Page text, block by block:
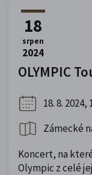
18
srpen
2024
OLYMPIC
18. 8. 2024,
Zámecké
Koncert, na
Olympic z celé